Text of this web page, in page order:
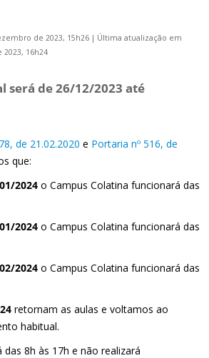
de 2023, 15h26 | Última atualização em
16h24
será de 26/12/2023 até
de 21.02.2020 e Portaria nº 516, de
que:
2024 o Campus Colatina funcionará das
2024 o Campus Colatina funcionará das
2024 o Campus Colatina funcionará das
retornam as aulas e voltamos ao
habitual.
8h às 17h e não realizará